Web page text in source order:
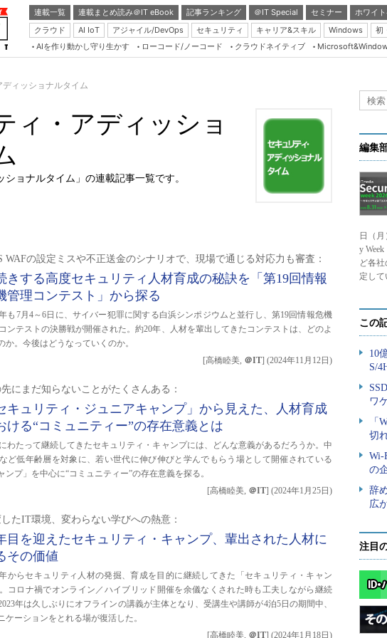
連載一覧 連載まとめ読み＠IT eBook 記事ランキング ＠IT Special セミナー
ホワイ
クラウド
AI IoT アジャイル/DevOps セキュリティ キャリア&スキル Windows
初
Server & Storage
Coding Edge
Linux ＆ OSS
Master of IP Network
Security & Trust
Test & Tools
Insider.NET
AIを作り動かし守り生かす ローコード/ノーコード クラウドネイティブ
ィッショナルタイム
ィ・アディッショ
ショナルタイム」の連載記事一覧です。
WAFの設定ミスや不正送金のシナリオで、現場で通じる対応力も審査：
きする高度セキュリティ人材育成の秘訣を「第19回情報
管理コンテスト」から探る
も7月4～6日に、サイバー犯罪に関する白浜シンポジウムと並行し、第19回情報危機
ンテストの決勝戦が開催された。約20年、人材を輩出してきたコンテストは、どのよ
。今後はどうなっていくのか。
[高橋睦美, ＠IT] (2024年11月12日 )
にまだ知らないことがたくさんある：
キュリティ・ジュニアキャンプ」から見えた、人材育成
ける“コミュニティー”の存在意義とは
わたって継続してきたセキュリティ・キャンプには、どんな意義があるだろうか。中
ど低年齢層を対象に、若い世代に伸び伸びと学んでもらう場として開催されている
ンプ」を中心に“コミュニティー”の存在意義を探る。
[高橋睦美, ＠IT] (2024年1月25日 )
たIT環境、変わらない学びへの熱意：
目を迎えたセキュリティ・キャンプ、輩出された人材に
その価値
からセキュリティ人材の発掘、育成を目的に継続してきた「セキュリティ・キャン
コロナ禍でオンライン／ハイブリッド開催を余儀なくされた時も工夫しながら継続
年は久しぶりにオフラインの講義が主体となり、受講生や講師が4泊5日の期間中、
ーションをとれる場が復活した。
[高橋睦美, ＠IT] (2024年1月18日 )
編集
日（
y
ど各
定し
注目